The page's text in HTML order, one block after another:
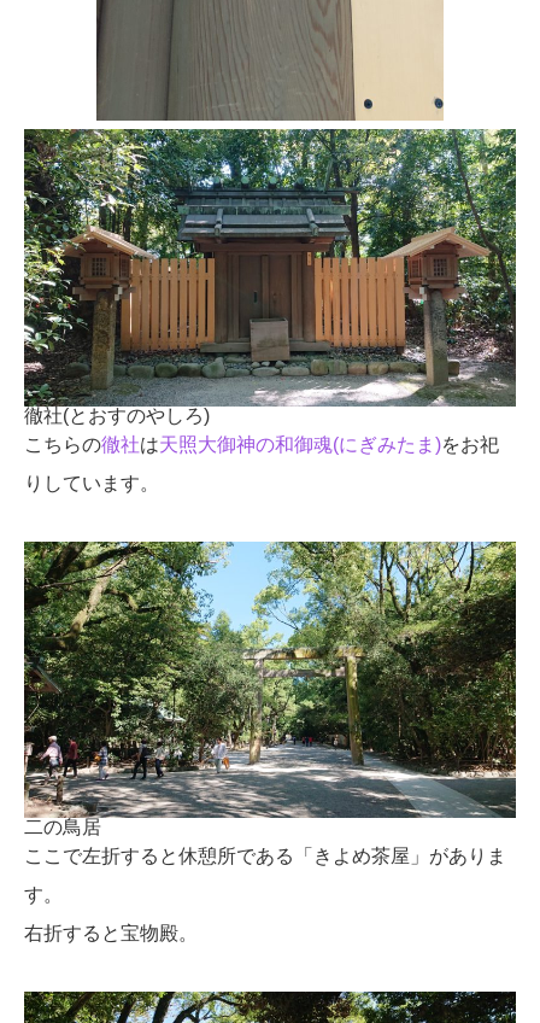
徹社(とおすのやしろ)
こちらの徹社は天照大御神の和御魂(にぎみたま)をお祀
りしています。
二の鳥居
ここで左折すると休憩所である「きよめ茶屋」がありま
す。
右折すると宝物殿。